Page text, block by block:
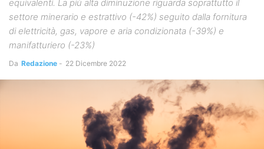
equivalenti. La più alta diminuzione riguarda soprattutto il
settore minerario e estrattivo (-42%) seguito dalla fornitura
di elettricità, gas, vapore e aria condizionata (-39%) e
manifatturiero (-23%)
Da Redazione - 22 Dicembre 2022